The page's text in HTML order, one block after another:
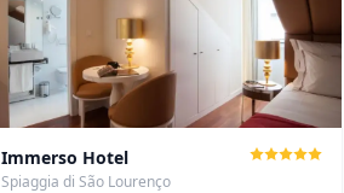
Immerso Hotel
Spiaggia di São Lourenço